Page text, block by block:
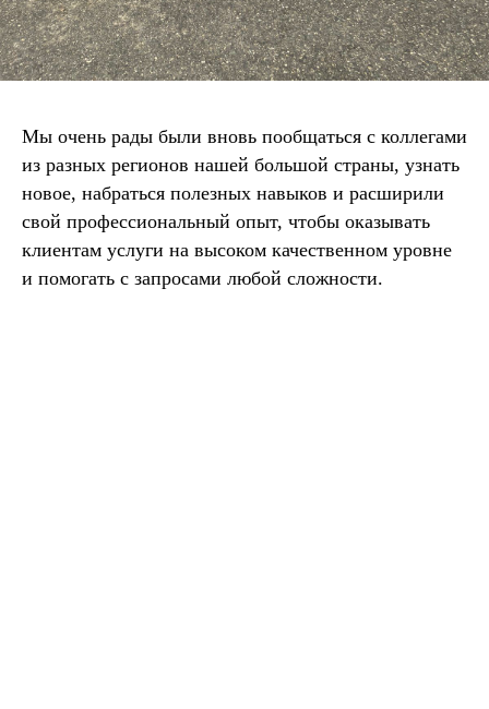
Мы очень рады были вновь пообщаться с коллегами
из разных регионов нашей большой страны, узнать
новое, набраться полезных навыков и расширили
свой профессиональный опыт, чтобы оказывать
клиентам услуги на высоком качественном уровне
и помогать с запросами любой сложности.